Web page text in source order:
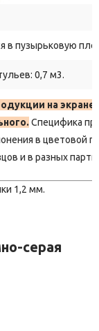
в пузырьковую
0,7 м3.
на
Специфика
в цветовой
и в разных
1,2 мм.
серая